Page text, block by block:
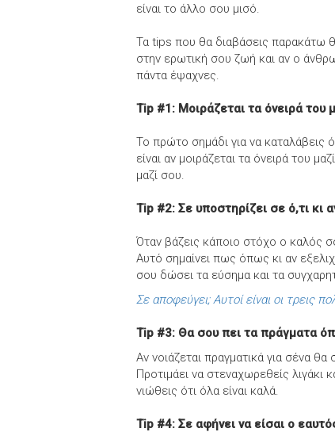
είναι το άλλο σου μισό.
Τα tips που θα διαβάσεις παρακάτω
στην ερωτική σου ζωή και αν ο
πάντα έψαχνες.
Tip #1: Μοιράζεται τα όνειρά του
Το πρώτο σημάδι για να καταλάβεις
είναι αν μοιράζεται τα όνειρά του
μαζί σου.
Tip #2: Σε υποστηρίζει σε ό,τι κι
Όταν βάζεις κάποιο στόχο ο καλός
Αυτό σημαίνει πως όπως κι αν
σου δώσει τα εύσημα και τα
Σε αποφεύγει; Αυτοί είναι οι τρεις
Tip #3: Θα σου πει τα πράγματα
Αν νοιάζεται πραγματικά για σένα
Προτιμάει να στεναχωρεθείς λιγάκι
νιώθεις ότι όλα είναι καλά.
Tip #4: Σε αφήνει να είσαι ο